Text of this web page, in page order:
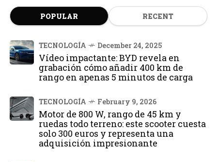
POPULAR RECENT
TECNOLOGÍA December 24, 2025
Vídeo impactante: BYD revela en
grabación cómo añadir 400 km de
rango en apenas 5 minutos de carga
TECNOLOGÍA February 9, 2026
Motor de 800 W, rango de 45 km y
ruedas todo terreno: este scooter cuesta
solo 300 euros y representa una
adquisición impresionante